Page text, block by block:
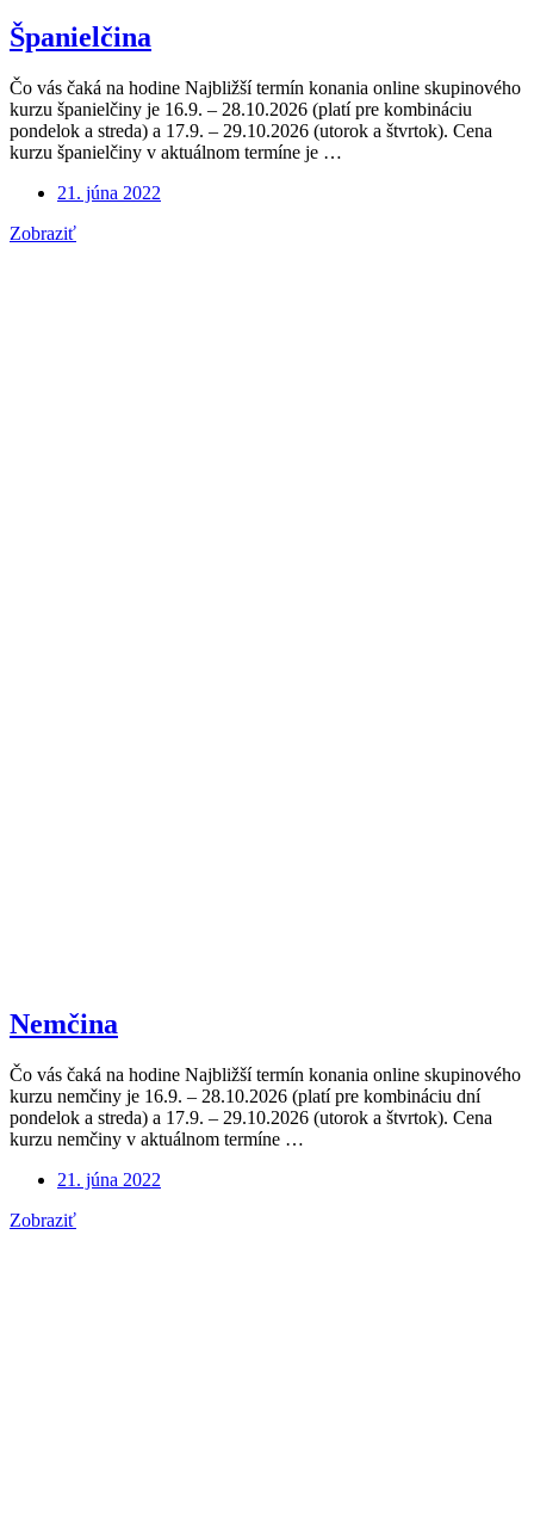
Španielčina
Čo vás čaká na hodine Najbližší termín konania online skupinového
kurzu španielčiny je 16.9. – 28.10.2026 (platí pre kombináciu
pondelok a streda) a 17.9. – 29.10.2026 (utorok a štvrtok). Cena
kurzu španielčiny v aktuálnom termíne je …
21. júna 2022
ZobraziťŠpanielčina
Nemčina
Čo vás čaká na hodine Najbližší termín konania online skupinového
kurzu nemčiny je 16.9. – 28.10.2026 (platí pre kombináciu dní
pondelok a streda) a 17.9. – 29.10.2026 (utorok a štvrtok). Cena
kurzu nemčiny v aktuálnom termíne …
21. júna 2022
ZobraziťNemčina